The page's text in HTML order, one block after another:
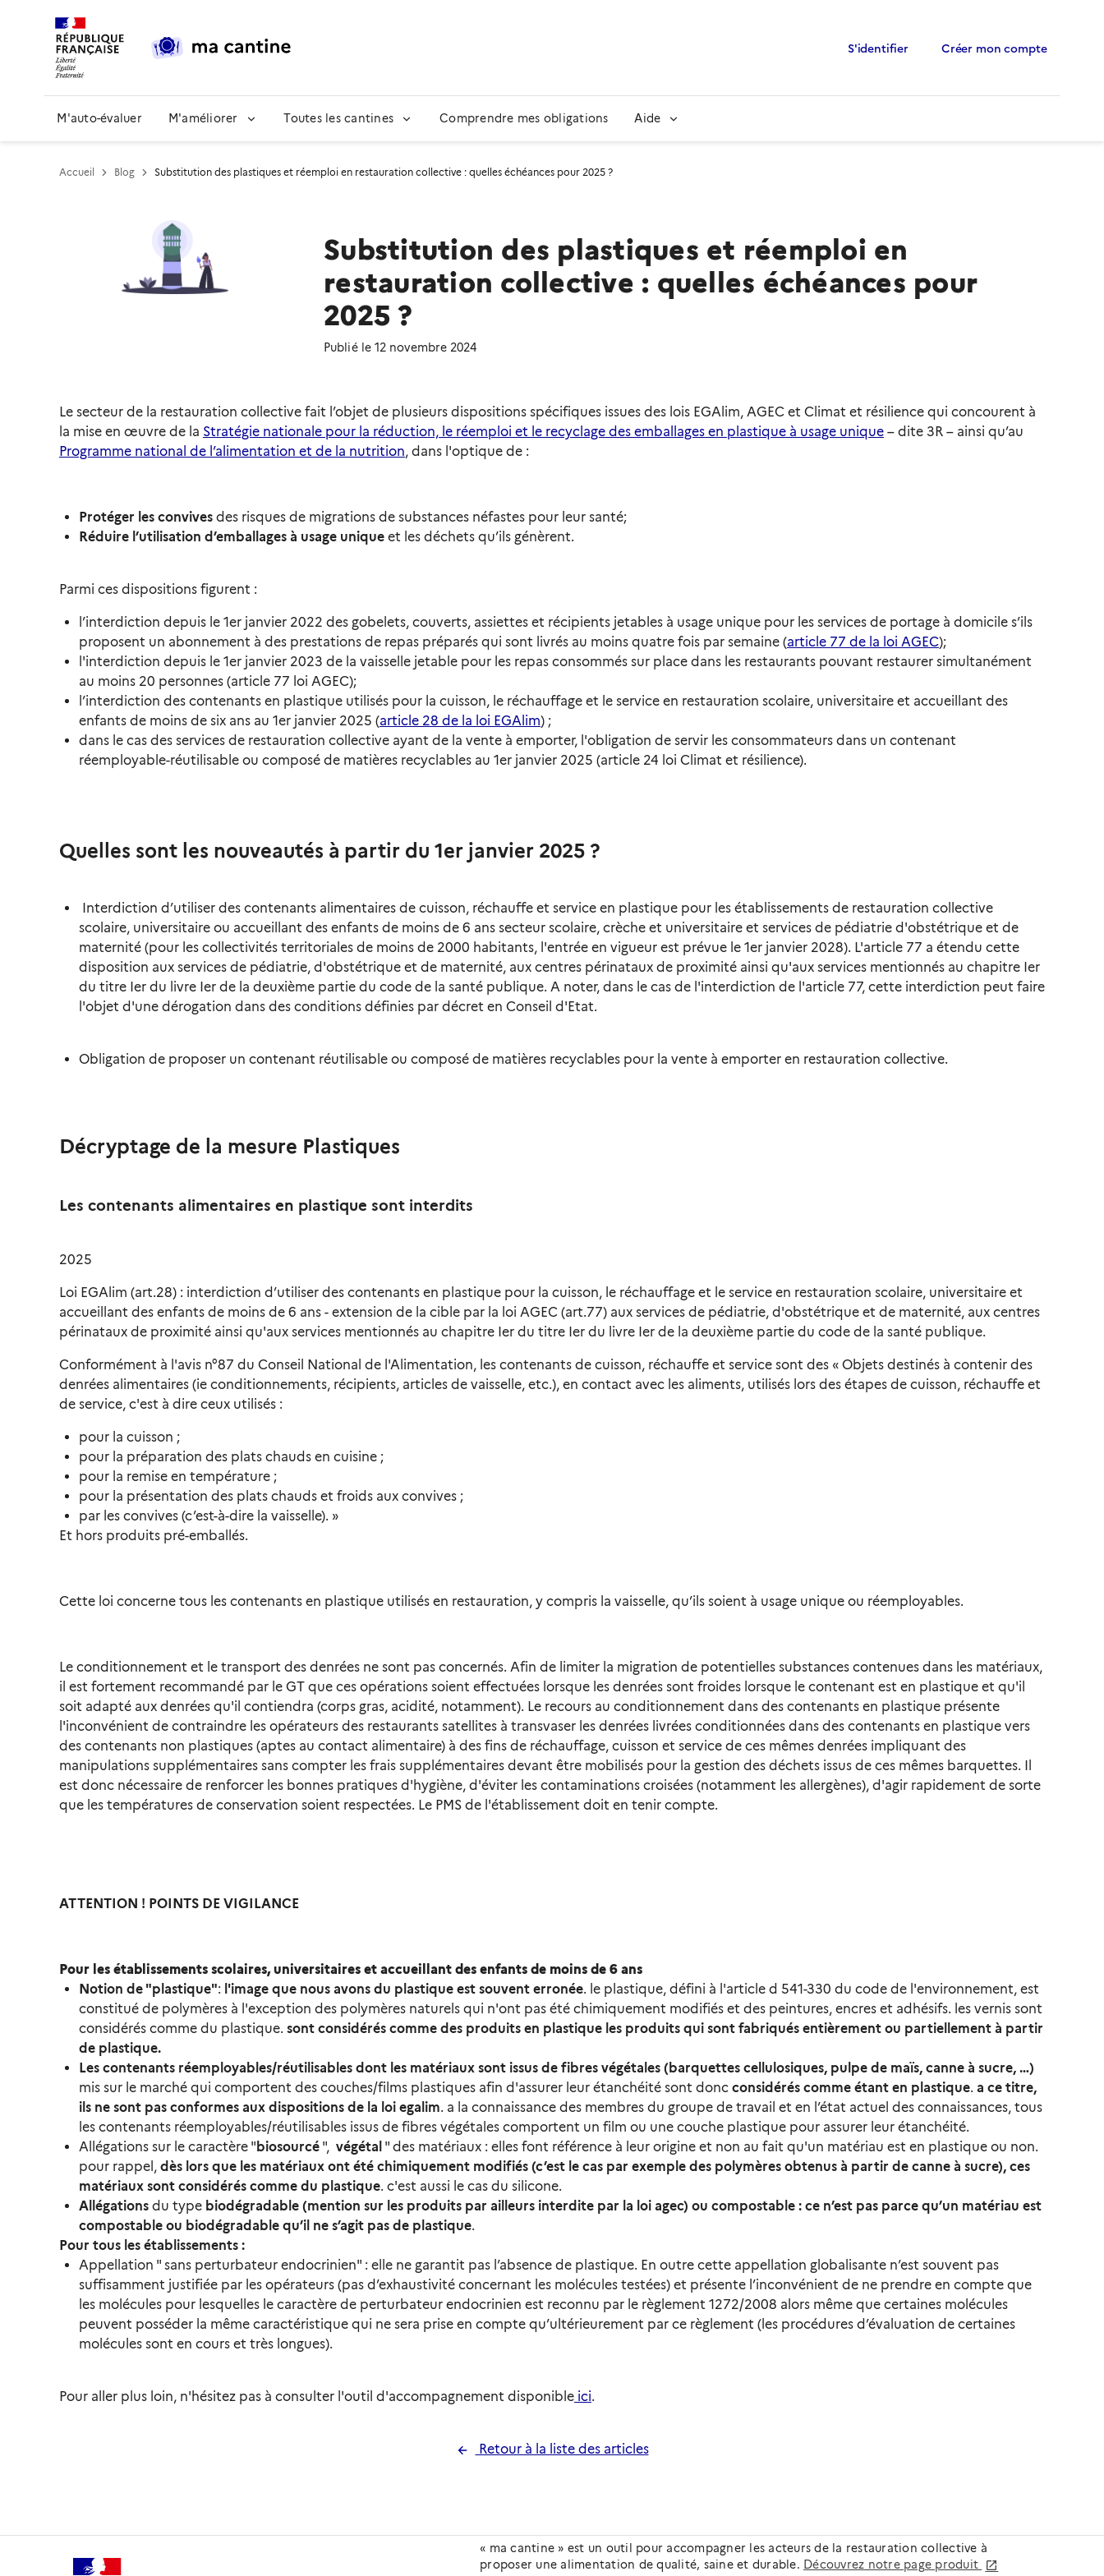
Contenu Pied de page
S'identifier Créer mon compte
M'auto-évaluer M'améliorer Toutes les cantines Comprendre mes obligations Aide
Accueil Blog Substitution des plastiques et réemploi en restauration collective : quelles échéances pour 2025 ?
Substitution des plastiques et réemploi en
restauration collective : quelles échéances pour
2025 ?
Publié le 12 novembre 2024
Le secteur de la restauration collective fait l’objet de plusieurs dispositions spécifiques issues des lois EGAlim, AGEC et Climat et résilience qui concourent à
la mise en œuvre de la Stratégie nationale pour la réduction, le réemploi et le recyclage des emballages en plastique à usage unique – dite 3R – ainsi qu’au
Programme national de l’alimentation et de la nutrition, dans l'optique de :
Protéger les convives des risques de migrations de substances néfastes pour leur santé;
Réduire l’utilisation d’emballages à usage unique et les déchets qu’ils génèrent.
Parmi ces dispositions figurent :
l’interdiction depuis le 1er janvier 2022 des gobelets, couverts, assiettes et récipients jetables à usage unique pour les services de portage à domicile s’ils
proposent un abonnement à des prestations de repas préparés qui sont livrés au moins quatre fois par semaine (article 77 de la loi AGEC);
l'interdiction depuis le 1er janvier 2023 de la vaisselle jetable pour les repas consommés sur place dans les restaurants pouvant restaurer simultanément
au moins 20 personnes (article 77 loi AGEC);
l’interdiction des contenants en plastique utilisés pour la cuisson, le réchauffage et le service en restauration scolaire, universitaire et accueillant des
enfants de moins de six ans au 1er janvier 2025 (article 28 de la loi EGAlim) ;
dans le cas des services de restauration collective ayant de la vente à emporter, l'obligation de servir les consommateurs dans un contenant
réemployable-réutilisable ou composé de matières recyclables au 1er janvier 2025 (article 24 loi Climat et résilience).
Quelles sont les nouveautés à partir du 1er janvier 2025 ?
Interdiction d’utiliser des contenants alimentaires de cuisson, réchauffe et service en plastique pour les établissements de restauration collective
scolaire, universitaire ou accueillant des enfants de moins de 6 ans secteur scolaire, crèche et universitaire et services de pédiatrie d'obstétrique et de
maternité (pour les collectivités territoriales de moins de 2000 habitants, l'entrée en vigueur est prévue le 1er janvier 2028). L'article 77 a étendu cette
disposition aux services de pédiatrie, d'obstétrique et de maternité, aux centres périnataux de proximité ainsi qu'aux services mentionnés au chapitre Ier
du titre Ier du livre Ier de la deuxième partie du code de la santé publique. A noter, dans le cas de l'interdiction de l'article 77, cette interdiction peut faire
l'objet d'une dérogation dans des conditions définies par décret en Conseil d'Etat.
Obligation de proposer un contenant réutilisable ou composé de matières recyclables pour la vente à emporter en restauration collective.
Décryptage de la mesure Plastiques
Les contenants alimentaires en plastique sont interdits
2025
Loi EGAlim (art.28) : interdiction d’utiliser des contenants en plastique pour la cuisson, le réchauffage et le service en restauration scolaire, universitaire et
accueillant des enfants de moins de 6 ans - extension de la cible par la loi AGEC (art.77) aux services de pédiatrie, d'obstétrique et de maternité, aux centres
périnataux de proximité ainsi qu'aux services mentionnés au chapitre Ier du titre Ier du livre Ier de la deuxième partie du code de la santé publique.
Conformément à l'avis n°87 du Conseil National de l'Alimentation, les contenants de cuisson, réchauffe et service sont des « Objets destinés à contenir des
denrées alimentaires (ie conditionnements, récipients, articles de vaisselle, etc.), en contact avec les aliments, utilisés lors des étapes de cuisson, réchauffe et
de service, c'est à dire ceux utilisés :
pour la cuisson ;
pour la préparation des plats chauds en cuisine ;
pour la remise en température ;
pour la présentation des plats chauds et froids aux convives ;
par les convives (c’est-à-dire la vaisselle). »
Et hors produits pré-emballés.
Cette loi concerne tous les contenants en plastique utilisés en restauration, y compris la vaisselle, qu’ils soient à usage unique ou réemployables.
Le conditionnement et le transport des denrées ne sont pas concernés. Afin de limiter la migration de potentielles substances contenues dans les matériaux,
il est fortement recommandé par le GT que ces opérations soient effectuées lorsque les denrées sont froides lorsque le contenant est en plastique et qu'il
soit adapté aux denrées qu'il contiendra (corps gras, acidité, notamment). Le recours au conditionnement dans des contenants en plastique présente
l'inconvénient de contraindre les opérateurs des restaurants satellites à transvaser les denrées livrées conditionnées dans des contenants en plastique vers
des contenants non plastiques (aptes au contact alimentaire) à des fins de réchauffage, cuisson et service de ces mêmes denrées impliquant des
manipulations supplémentaires sans compter les frais supplémentaires devant être mobilisés pour la gestion des déchets issus de ces mêmes barquettes. Il
est donc nécessaire de renforcer les bonnes pratiques d'hygiène, d'éviter les contaminations croisées (notamment les allergènes), d'agir rapidement de sorte
que les températures de conservation soient respectées. Le PMS de l'établissement doit en tenir compte.
ATTENTION ! POINTS DE VIGILANCE
Pour les établissements scolaires, universitaires et accueillant des enfants de moins de 6 ans
Notion de "plastique": l'image que nous avons du plastique est souvent erronée. le plastique, défini à l'article d 541-330 du code de l'environnement, est
constitué de polymères à l'exception des polymères naturels qui n'ont pas été chimiquement modifiés et des peintures, encres et adhésifs. les vernis sont
considérés comme du plastique. sont considérés comme des produits en plastique les produits qui sont fabriqués entièrement ou partiellement à partir
de plastique.
Les contenants réemployables/réutilisables dont les matériaux sont issus de fibres végétales (barquettes cellulosiques, pulpe de maïs, canne à sucre, …)
mis sur le marché qui comportent des couches/films plastiques afin d'assurer leur étanchéité sont donc considérés comme étant en plastique. a ce titre,
ils ne sont pas conformes aux dispositions de la loi egalim. a la connaissance des membres du groupe de travail et en l’état actuel des connaissances, tous
les contenants réemployables/réutilisables issus de fibres végétales comportent un film ou une couche plastique pour assurer leur étanchéité.
Allégations sur le caractère " biosourcé ", végétal " des matériaux : elles font référence à leur origine et non au fait qu'un matériau est en plastique ou non.
pour rappel, dès lors que les matériaux ont été chimiquement modifiés (c’est le cas par exemple des polymères obtenus à partir de canne à sucre), ces
matériaux sont considérés comme du plastique. c'est aussi le cas du silicone.
Allégations du type biodégradable (mention sur les produits par ailleurs interdite par la loi agec) ou compostable : ce n’est pas parce qu’un matériau est
compostable ou biodégradable qu’il ne s’agit pas de plastique.
Pour tous les établissements :
Appellation " sans perturbateur endocrinien" : elle ne garantit pas l’absence de plastique. En outre cette appellation globalisante n’est souvent pas
suffisamment justifiée par les opérateurs (pas d’exhaustivité concernant les molécules testées) et présente l’inconvénient de ne prendre en compte que
les molécules pour lesquelles le caractère de perturbateur endocrinien est reconnu par le règlement 1272/2008 alors même que certaines molécules
peuvent posséder la même caractéristique qui ne sera prise en compte qu’ultérieurement par ce règlement (les procédures d’évaluation de certaines
molécules sont en cours et très longues).
Pour aller plus loin, n'hésitez pas à consulter l'outil d'accompagnement disponible ici.
Retour à la liste des articles
« ma cantine » est un outil pour accompagner les acteurs de la restauration collective à
proposer une alimentation de qualité, saine et durable. Découvrez notre page produit